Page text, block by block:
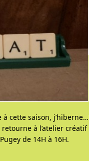
cette saison,
à l’atelier créatif
de 14H à 16H.